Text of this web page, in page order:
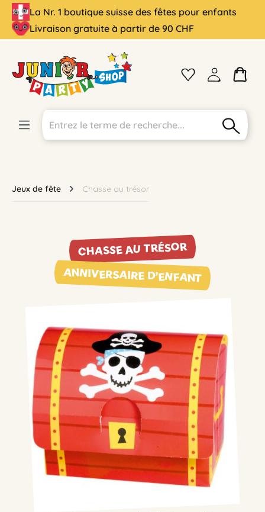
principal
La Nr. 1 boutique suisse des fêtes pour enfants
Livraison gratuite à partir de 90 CHF
Jeux de fête Chasse au trésor
CHASSE AU TRÉSOR
ANNIVERSAIRE D’ENFANT